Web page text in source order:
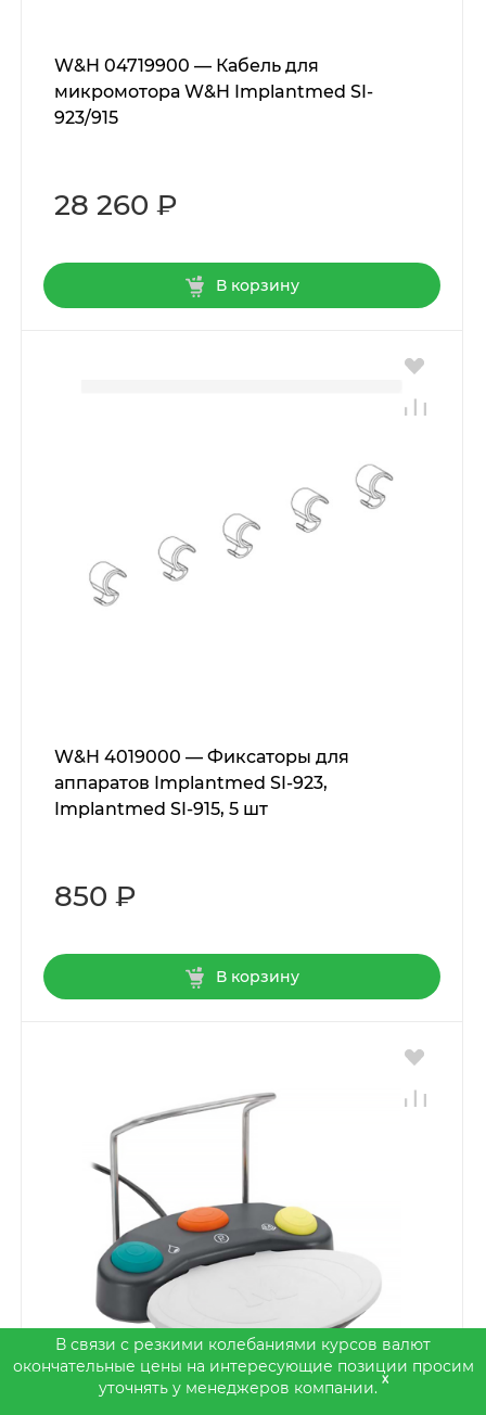
W&H 04719900 — Кабель для
микромотора W&H Implantmed SI-
923/915
28 260 ₽
В корзину
W&H 4019000 — Фиксаторы для
аппаратов Implantmed SI-923,
Implantmed SI-915, 5 шт
850 ₽
В корзину
В связи с резкими колебаниями курсов валют
окончательные цены на интересующие позиции просим
уточнять у менеджеров компании.
x